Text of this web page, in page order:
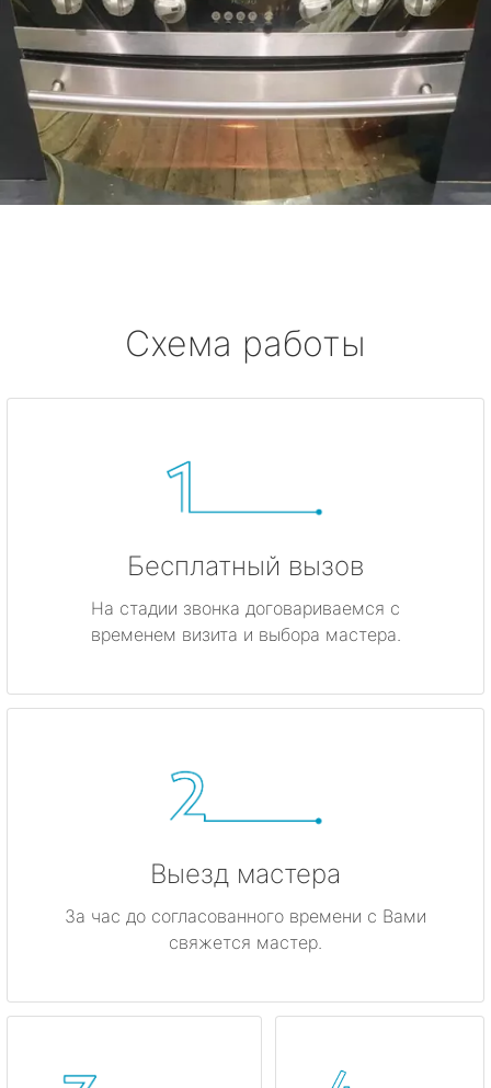
Схема работы
Бесплатный вызов
На стадии звонка договариваемся с
временем визита и выбора мастера.
Выезд мастера
За час до согласованного времени с Вами
свяжется мастер.